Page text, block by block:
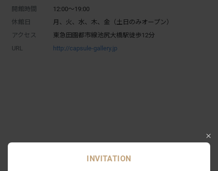
開館時間
12:00～19:00
休館日
月、火、水、木、金（土日のみオープン）
アクセス
東急田園都市線池尻大橋駅徒歩12分
URL
http://capsule-gallery.jp
INVITATION